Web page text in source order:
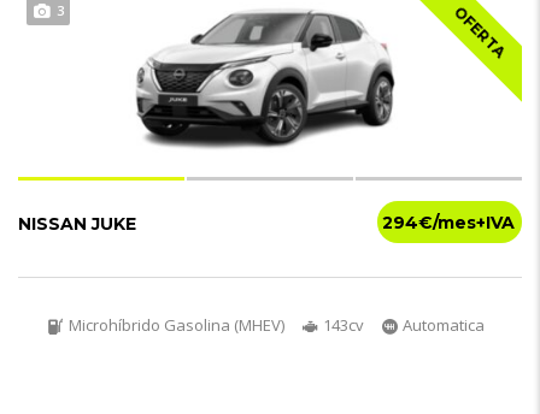
OFERTA
3
294€
NISSAN JUKE
Microhíbrido Gasolina (MHEV) 143cv Automatica